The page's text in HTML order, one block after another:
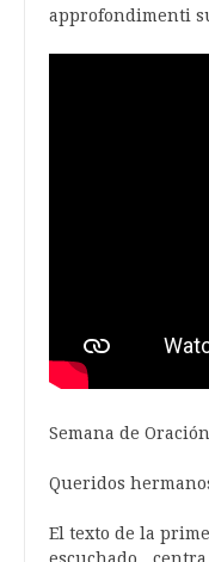
approfondimenti
Semana de
Queridos
El texto de la